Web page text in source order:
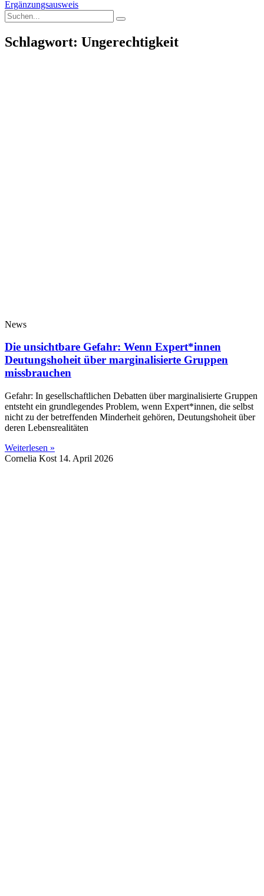
Ergänzungsausweis
Schlagwort: Ungerechtigkeit
News
Die unsichtbare Gefahr: Wenn Expert*innen
Deutungshoheit über marginalisierte Gruppen
missbrauchen
Gefahr: In gesellschaftlichen Debatten über marginalisierte Gruppen
entsteht ein grundlegendes Problem, wenn Expert*innen, die selbst
nicht zu der betreffenden Minderheit gehören, Deutungshoheit über
deren Lebensrealitäten
Weiterlesen »
Cornelia Kost 14. April 2026